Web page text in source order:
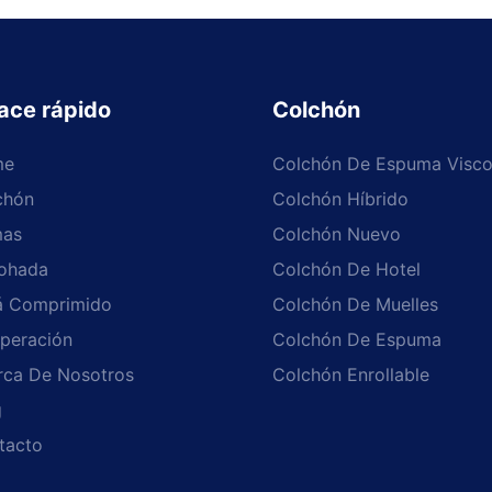
rápido
Comprimido
De Nosotros
Colchón
Colchón De Espuma
Colchón Híbrido
Colchón Nuevo
Colchón De Hotel
Colchón De Muelles
Colchón De Espuma
Colchón Enrollable